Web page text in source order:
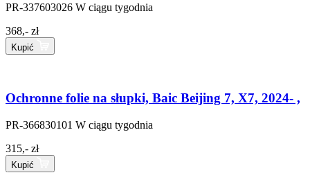
PR-337603026 W ciągu tygodnia
368,- zł
Kupić
Ochronne folie na słupki, Baic Beijing 7, X7, 2024- ,
PR-366830101 W ciągu tygodnia
315,- zł
Kupić